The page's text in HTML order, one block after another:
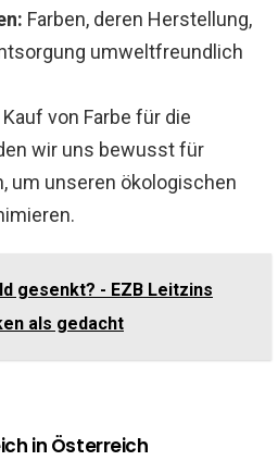
Farben, deren Herstellung,
umweltfreundlich
von Farbe für die
wir uns bewusst für
um unseren ökologischen
gesenkt? - EZB Leitzins
als gedacht
in Österreich